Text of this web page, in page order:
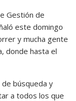
Gestión de
este domingo
y mucha gente
donde hasta el
búsqueda y
a todos los que